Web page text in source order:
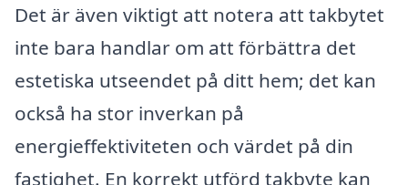
Det är även viktigt att notera att takbytet
inte bara handlar om att förbättra det
estetiska utseendet på ditt hem; det kan
också ha stor inverkan på
energieffektiviteten och värdet på din
fastighet. En korrekt utförd takbyte kan